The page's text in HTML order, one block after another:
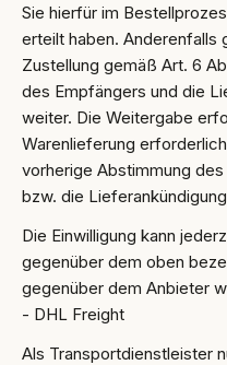
Sie hierfür im
erteilt haben.
Zustellung gemäß Art. 6
des Empfängers und die
weiter. Die Weitergabe
Warenlieferung
vorherige Abstimmung
bzw. die
Die Einwilligung kann
gegenüber dem oben
gegenüber dem Anbieter
- DHL Freight
Als Transportdienstleister